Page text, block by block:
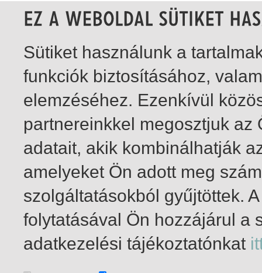
1-1 / insgesamt 1 Treffer
Sütiket használunk a
funkciók biztosításához,
elemzéséhez. Ezenkívül
partnereinkkel megosztjuk
adatait, akik kombinálhatják
amelyeket Ön adott meg
szolgáltatásokból gyűjtöttek.
folytatásával Ön hozzájárul a
adatkezelési tájékoztatónkat